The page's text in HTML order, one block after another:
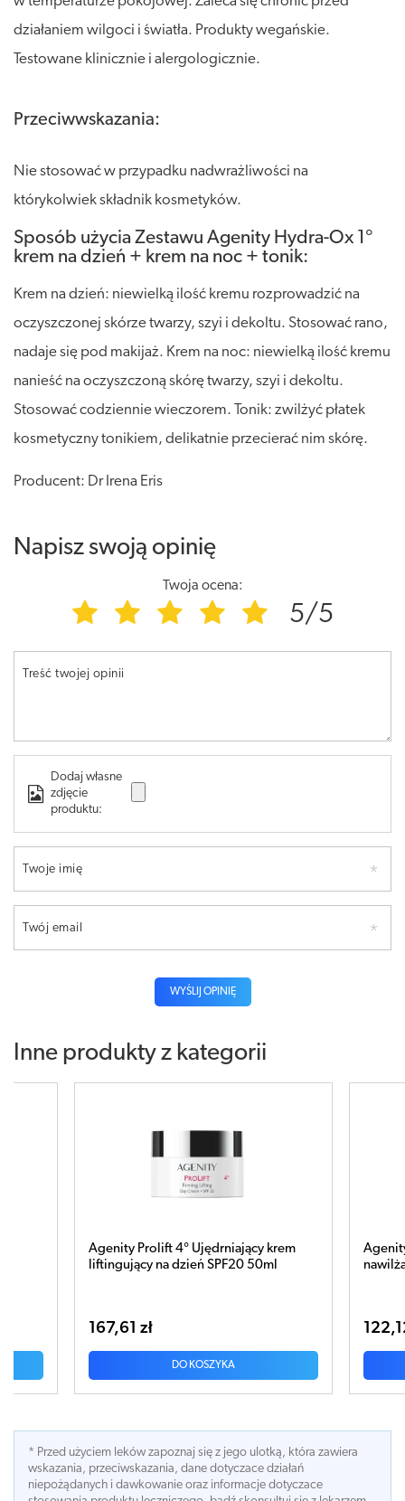
działaniem wilgoci i światła. Produkty wegańskie.
Testowane klinicznie i alergologicznie.
Przeciwwskazania:
Nie stosować w przypadku nadwrażliwości na
którykolwiek składnik kosmetyków.
Sposób użycia Zestawu Agenity Hydra-Ox 1°
krem na dzień + krem na noc + tonik:
Krem na dzień: niewielką ilość kremu rozprowadzić na
oczyszczonej skórze twarzy, szyi i dekoltu. Stosować rano,
nadaje się pod makijaż. Krem na noc: niewielką ilość kremu
nanieść na oczyszczoną skórę twarzy, szyi i dekoltu.
Stosować codziennie wieczorem. Tonik: zwilżyć płatek
kosmetyczny tonikiem, delikatnie przecierać nim skórę.
Producent: Dr Irena Eris
Napisz swoją opinię
Twoja ocena:
5/5
Treść twojej opinii
Dodaj własne
zdjęcie
produktu:
Twoje imię
Twój email
WYŚLIJ OPINIĘ
Inne produkty z kategorii
Agenity Hydra-Ox Rozświetlająco-
nawilżający krem pod oczy 15ml
122,12 zł
DO KOSZYKA
* Przed użyciem leków zapoznaj się z jego ulotką, która zawiera
wskazania, przeciwskazania, dane dotyczace działań
niepożądanych i dawkowanie oraz informacje dotyczace